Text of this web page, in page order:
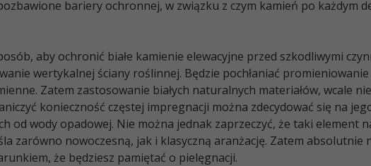
bariery ochronnej, w związku z czym kamień po każdym
aby ochronić białe kamienie elewacyjne przed szkodliwymi
wertykalnej ściany roślinnej. Będzie pochłaniać
Zatem zastosowanie białych naturalnych materiałów, wcale
konieczność częstej impregnacji można zdecydować się na
od wody opadowej. Nie można jednak zaprzeczyć, że taki element
zarówno nowoczesną, jak i klasyczną aranżację. Zatem absolutnie
że będziesz pamiętać o pielęgnacji.